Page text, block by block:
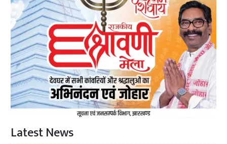
Latest News